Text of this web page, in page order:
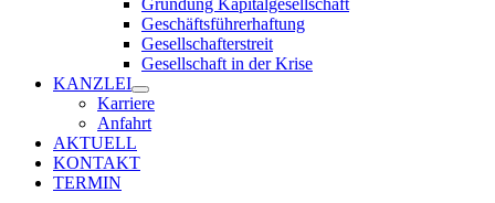
Gründung Kapitalgesellschaft
Geschäftsführerhaftung
Gesellschafterstreit
Gesellschaft in der Krise
KANZLEI
Karriere
Anfahrt
AKTUELL
KONTAKT
TERMIN